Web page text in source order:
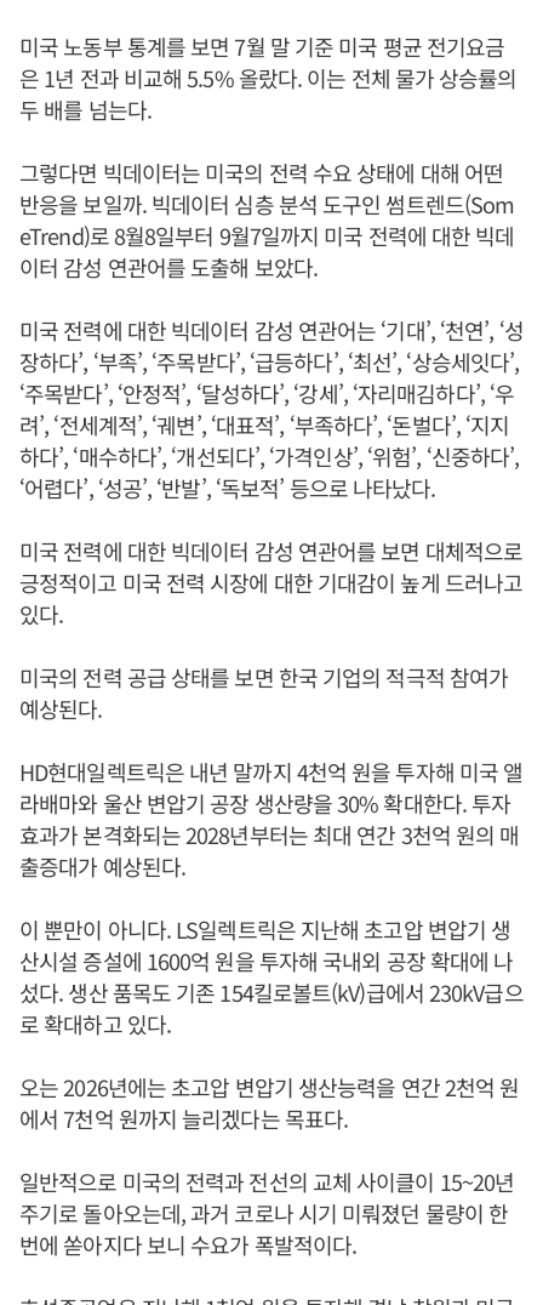
미국 노동부 통계를 보면 7월 말 기준 미국 평균 전기요금
은 1년 전과 비교해 5.5% 올랐다. 이는 전체 물가 상승률의
두 배를 넘는다.
그렇다면 빅데이터는 미국의 전력 수요 상태에 대해 어떤
반응을 보일까. 빅데이터 심층 분석 도구인 썸트렌드(Som
eTrend)로 8월8일부터 9월7일까지 미국 전력에 대한 빅데
이터 감성 연관어를 도출해 보았다.
미국 전력에 대한 빅데이터 감성 연관어는 ‘기대’, ‘천연’, ‘성
장하다’, ‘부족’, ‘주목받다’, ‘급등하다’, ‘최선’, ‘상승세잇다’,
‘주목받다’, ‘안정적’, ‘달성하다’, ‘강세’, ‘자리매김하다’, ‘우
려’, ‘전세계적’, ‘궤변’, ‘대표적’, ‘부족하다’, ‘돈벌다’, ‘지지
하다’, ‘매수하다’, ‘개선되다’, ‘가격인상’, ‘위험’, ‘신중하다’,
‘어렵다’, ‘성공’, ‘반발’, ‘독보적’ 등으로 나타났다.
미국 전력에 대한 빅데이터 감성 연관어를 보면 대체적으로
긍정적이고 미국 전력 시장에 대한 기대감이 높게 드러나고
있다.
미국의 전력 공급 상태를 보면 한국 기업의 적극적 참여가
예상된다.
HD현대일렉트릭은 내년 말까지 4천억 원을 투자해 미국 앨
라배마와 울산 변압기 공장 생산량을 30% 확대한다. 투자
효과가 본격화되는 2028년부터는 최대 연간 3천억 원의 매
출증대가 예상된다.
이 뿐만이 아니다. LS일렉트릭은 지난해 초고압 변압기 생
산시설 증설에 1600억 원을 투자해 국내외 공장 확대에 나
섰다. 생산 품목도 기존 154킬로볼트(kV)급에서 230kV급으
로 확대하고 있다.
오는 2026년에는 초고압 변압기 생산능력을 연간 2천억 원
에서 7천억 원까지 늘리겠다는 목표다.
일반적으로 미국의 전력과 전선의 교체 사이클이 15~20년
주기로 돌아오는데, 과거 코로나 시기 미뤄졌던 물량이 한
번에 쏟아지다 보니 수요가 폭발적이다.